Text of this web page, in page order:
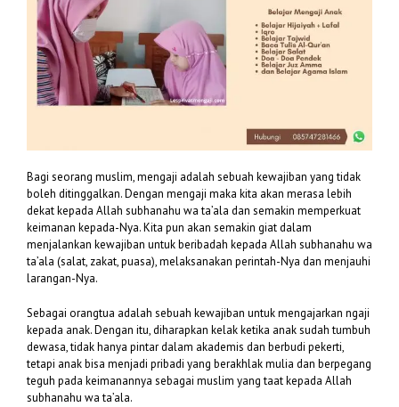
Bagi seorang muslim, mengaji adalah sebuah kewajiban yang tidak
boleh ditinggalkan. Dengan mengaji maka kita akan merasa lebih
dekat kepada Allah subhanahu wa ta’ala dan semakin memperkuat
keimanan kepada-Nya. Kita pun akan semakin giat dalam
menjalankan kewajiban untuk beribadah kepada Allah subhanahu wa
ta’ala (salat, zakat, puasa), melaksanakan perintah-Nya dan menjauhi
larangan-Nya.
Sebagai orangtua adalah sebuah kewajiban untuk mengajarkan ngaji
kepada anak. Dengan itu, diharapkan kelak ketika anak sudah tumbuh
dewasa, tidak hanya pintar dalam akademis dan berbudi pekerti,
tetapi anak bisa menjadi pribadi yang berakhlak mulia dan berpegang
teguh pada keimanannya sebagai muslim yang taat kepada Allah
subhanahu wa ta’ala.